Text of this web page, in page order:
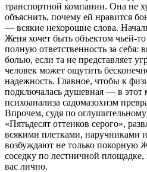
транспортной компании. Она не
объяснить, почему ей нравится
— всякие нехорошие слова.
Женя хочет быть объектом чьей-
полную ответственность за себя:
болью, если та не представляет
человек может ощутить
надежность. Главное, чтобы к
подключалась душевная — в этот
психоанализа садомазохизм
Впрочем, судя по
«Пятьдесят оттенков серого»,
всякими плетками, наручниками
возбуждают не только
соседку по лестничной
вас лично.